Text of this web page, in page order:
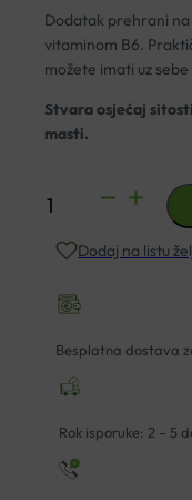
Dodatak prehrani na
vitaminom B6.
možete imati uz
Stvara osjećaj
masti.
JABUČNA
ŠUMEĆE
TABLETE
A20
količina
Dodaj na listu
Besplatna dostava
Rok isporuke: 2 – 5